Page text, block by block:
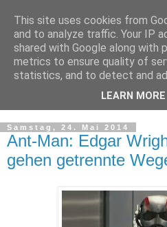
Samstag, 24. Mai 2014
Ant-Man: Edgar
gehen getrennte
This site uses cookies from
and to analyze traffic. Your IP
shared with Google along with
metrics to ensure quality of
statistics, and to detect and
LEARN MORE